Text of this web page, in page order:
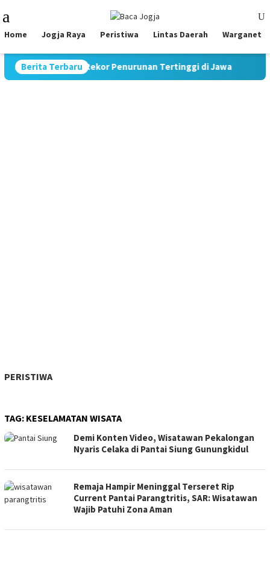
to
content
Menu
Home Jogja Raya Peristiwa Lintas Daerah Warganet
Berita Terbaru
9,70%, Catat Rekor Penurunan Tertinggi di Jawa
PERISTIWA
TAG: KESELAMATAN WISATA
Demi Konten Video, Wisatawan Pekalongan
Nyaris Celaka di Pantai Siung Gunungkidul
Remaja Hampir Meninggal Terseret Rip
Current Pantai Parangtritis, SAR: Wisatawan
Wajib Patuhi Zona Aman